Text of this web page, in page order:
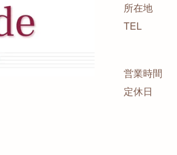
所在地
TEL
営業時間
定休日